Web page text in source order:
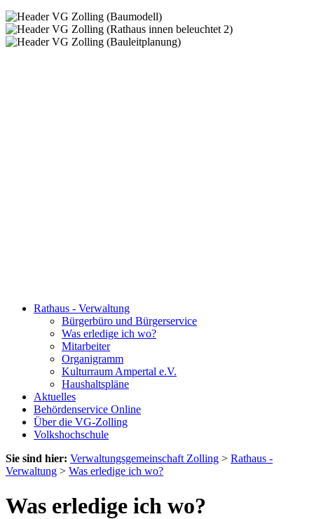
Rathaus - Verwaltung
Bürgerbüro und Bürgerservice
Was erledige ich wo?
Mitarbeiter
Organigramm
Kulturraum Ampertal e.V.
Haushaltspläne
Aktuelles
Behördenservice Online
Über die VG-Zolling
Volkshochschule
Sie sind hier: Verwaltungsgemeinschaft Zolling > Rathaus -
Verwaltung > Was erledige ich wo?
Was erledige ich wo?